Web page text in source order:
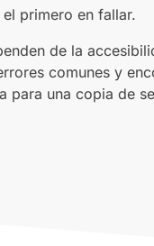
primero en fallar.
de la
comunes y
para una copia de